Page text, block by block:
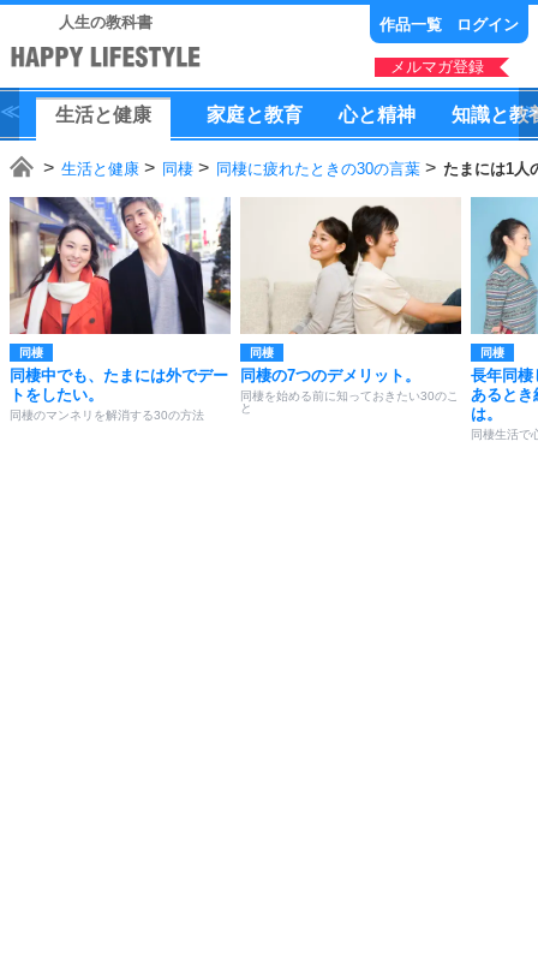
人生の教科書 作品一覧 ログイン
メルマガ登録
生活と健康 家庭と教育 心と精神 知識と教
生活と健康 同棲 同棲に疲れたときの30の言葉 たまには1人
同棲
同棲中でも、たまには外でデー
トをしたい。
同棲のマンネリを解消する30の方法
同棲
同棲の7つのデメリット。
同棲を始める前に知っておきたい30のこ
と
同棲
長年同棲
あるとき
は。
同棲生活で